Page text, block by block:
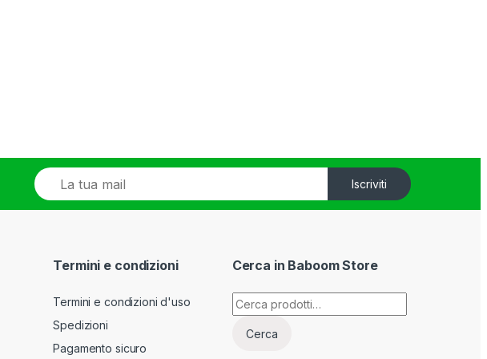
E
m
a
Iscriviti
Termini e condizioni
Termini e condizioni d'uso
Spedizioni
Pagamento sicuro
Cerca in Baboom Store
Cerca:
Cerca